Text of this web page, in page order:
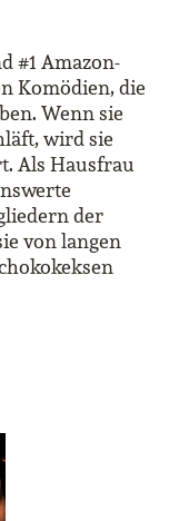
#1 Amazon-
Komödien, die
Wenn sie
wird sie
Als Hausfrau
der
von langen